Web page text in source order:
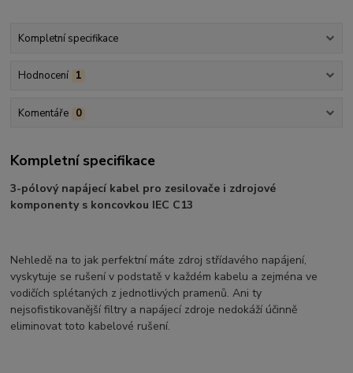
Kompletní specifikace
Hodnocení 1
Komentáře 0
Kompletní specifikace
3-pólový napájecí kabel pro zesilovače i zdrojové
komponenty s koncovkou IEC C13
Nehledě na to jak perfektní máte zdroj střídavého napájení,
vyskytuje se rušení v podstatě v každém kabelu a zejména ve
vodičích splétaných z jednotlivých pramenů. Ani ty
nejsofistikovanější filtry a napájecí zdroje nedokáží účinně
eliminovat toto kabelové rušení.